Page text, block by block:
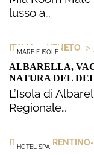
lusso a…
MARE E ISOLE
ITALIA > VENETO >
ALBARELLA,
NATURA DEL
L’Isola di
Regionale…
HOTEL SPA
ITALIA >